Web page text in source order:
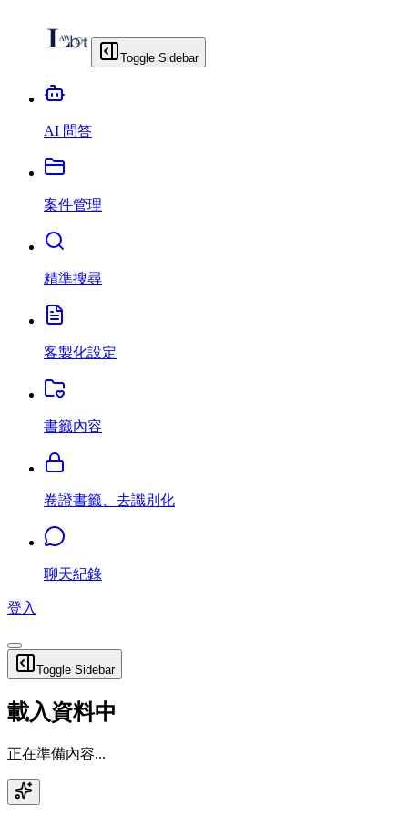
Toggle Sidebar
AI 問答
案件管理
精準搜尋
客製化設定
書籤內容
卷證書籤、去識別化
聊天紀錄
登入
Toggle Sidebar
載入資料中
正在準備內容...